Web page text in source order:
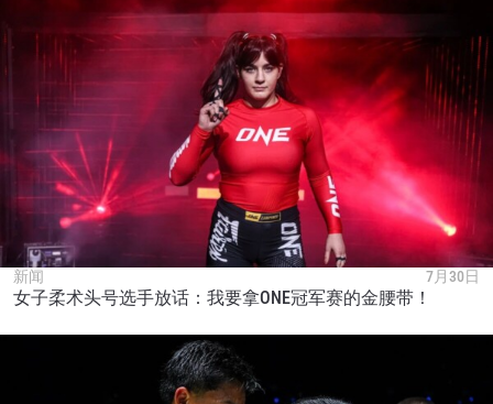
新闻 7月30日
女子柔术头号选手放话：我要拿ONE冠军赛的金腰带！